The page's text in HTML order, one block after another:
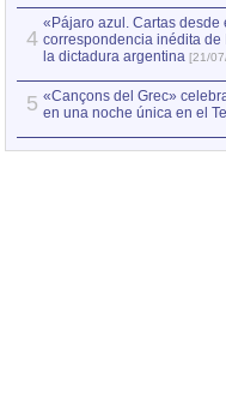
4
«Pájaro azul. Cartas
correspondencia inédita de
la dictadura argentina [21/
5 «Cançons del Grec»
en una noche única en el